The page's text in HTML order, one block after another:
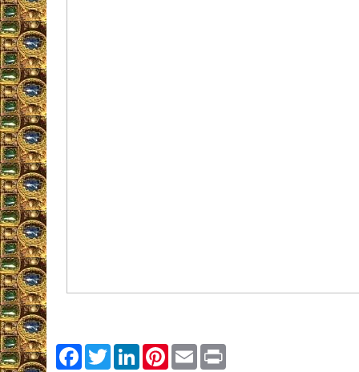
FacebookTwitterLinkedInPinterestEmail